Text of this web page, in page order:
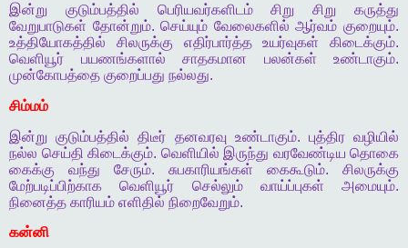
இன்று
குடும்பத்தில் பெரியவர்களிடம் சிறு சிறு
கருத்து
வேறுபாடுகள் தோன்றும்.செய்யும் வேலைகளில் ஆர்வம் குறையும்.
உத்தியோகத்தில்
சிலருக்கு எதிர்பார்த்த உயர்வுகள் கிடைக்கும்.
வெளியூர்
பயணங்களால் சாதகமான பலன்கள் உண்டாகும்.
முன்கோபத்தை குறைப்பது நல்லது.
சிம்மம்
இன்று குடும்பத்தில் திடீர் தனவரவு உண்டாகும். புத்திர வழியில்
நல்ல செய்தி கிடைக்கும். வெளியில் இருந்து வரவேண்டிய தொகை
கைக்கு
வந்து சேரும். சுபகாரியங்கள் கைகூடும். சிலருக்கு
மேற்படிப்பிற்காக
வெளியூர் செல்லும் வாய்ப்புகள் அமையும்.
நினைத்த காரியம் எளிதில் நிறைவேறும்.
கன்னி